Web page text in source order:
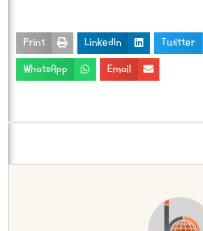
Twitter
LinkedIn
Print
Email
WhatsApp